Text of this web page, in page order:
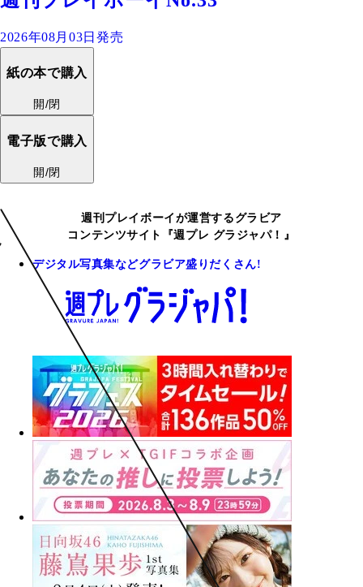
2026年08月03日発売
紙の本で購入
開/閉
電子版で購入
開/閉
週刊プレイボーイが運営するグラビア
コンテンツサイト『週プレ グラジャパ！』
デジタル写真集などグラビア盛りだくさん!